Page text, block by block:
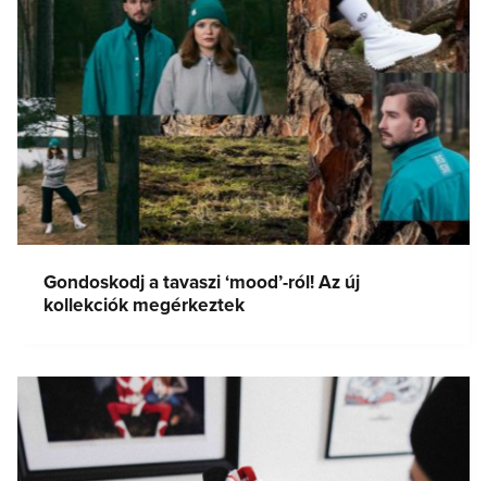
Gondoskodj a tavaszi ‘mood’-ról! Az új
kollekciók megérkeztek